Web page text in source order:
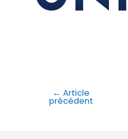
← Article
précédent